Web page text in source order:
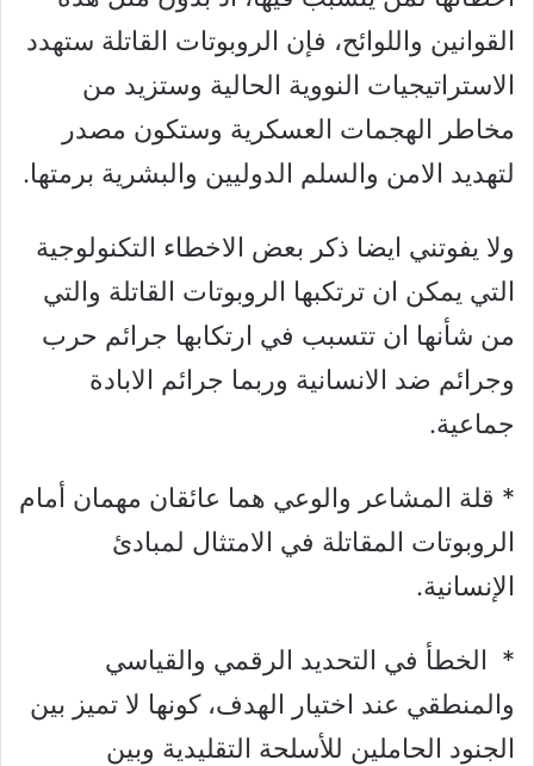
القوانين واللوائح، فإن الروبوتات القاتلة ستهدد
الاستراتيجيات النووية الحالية وستزيد من
مخاطر الهجمات العسكرية وستكون مصدر
لتهديد الامن والسلم الدوليين والبشرية برمتها.
ولا يفوتني ايضا ذكر بعض الاخطاء التكنولوجية
التي يمكن ان ترتكبها الروبوتات القاتلة والتي
من شأنها ان تتسبب في ارتكابها جرائم حرب
وجرائم ضد الانسانية وربما جرائم الابادة
جماعية.
* قلة المشاعر والوعي هما عائقان مهمان أمام
الروبوتات المقاتلة في الامتثال لمبادئ
الإنسانية.
* الخطأ في التحديد الرقمي والقياسي
والمنطقي عند اختيار الهدف، كونها لا تميز بين
الجنود الحاملين للأسلحة التقليدية وبين